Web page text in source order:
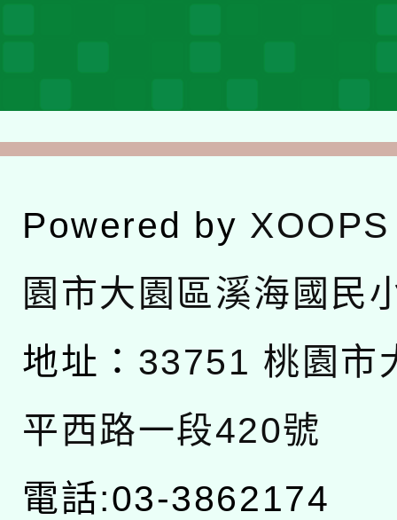
Powered by XOOPS
園市大園區溪海國民
地址： 33751 桃園市
平西路一段420號
電話:03-3862174